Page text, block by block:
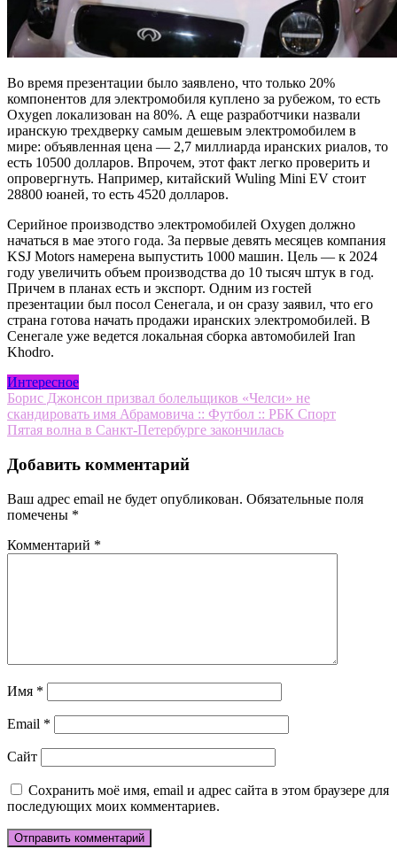
Во время презентации было заявлено, что только 20%
компонентов для электромобиля куплено за рубежом, то есть
Oxygen локализован на 80%. А еще разработчики назвали
иранскую трехдверку самым дешевым электромобилем в
мире: объявленная цена — 2,7 миллиарда иранских риалов, то
есть 10500 долларов. Впрочем, этот факт легко проверить и
опровергнуть. Например, китайский Wuling Mini EV стоит
28800 юаней, то есть 4520 долларов.
Серийное производство электромобилей Oxygen должно
начаться в мае этого года. За первые девять месяцев компания
KSJ Motors намерена выпустить 1000 машин. Цель — к 2024
году увеличить объем производства до 10 тысяч штук в год.
Причем в планах есть и экспорт. Одним из гостей
презентации был посол Сенегала, и он сразу заявил, что его
страна готова начать продажи иранских электромобилей. В
Сенегале уже ведется локальная сборка автомобилей Iran
Khodro.
Интересное
Навигация
по
Борис Джонсон призвал болельщиков «Челси» не
скандировать имя Абрамовича :: Футбол :: РБК Спорт
Пятая волна в Санкт-Петербурге закончилась
Добавить комментарий
Ваш адрес email не будет опубликован. Обязательные поля
помечены *
Комментарий *
Имя *
Email *
Сайт
Сохранить моё имя, email и адрес сайта в этом браузере для
последующих моих комментариев.